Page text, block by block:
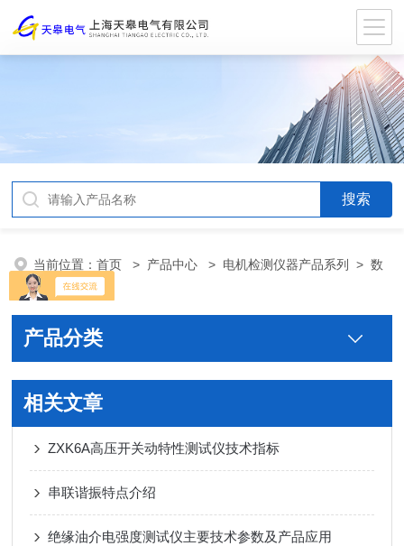
当前位置：首页 > 产品中心 > 电机检测仪器产品系列 >数
字电桥
产品分类
相关文章
ZXK6A高压开关动特性测试仪技术指标
串联谐振特点介绍
绝缘油介电强度测试仪主要技术参数及产品应用